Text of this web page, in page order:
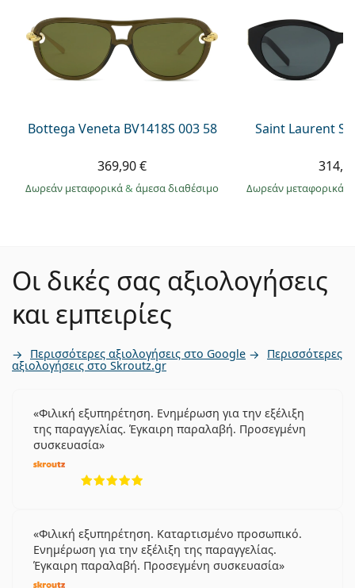
Bottega Veneta BV1418S 003 58
369,90 €
Δωρεάν μεταφορικά& άμεσα διαθέσιμο
Saint Laurent
Δωρεάν μεταφορικά
Οι δικές σας αξιολογήσεις
και εμπειρίες
Περισσότερες αξιολογήσεις στο Google Περισσότερες
αξιολογήσεις στο Skroutz.gr
Φιλική εξυπηρέτηση. Ενημέρωση για την εξέλιξη
της παραγγελίας. Έγκαιρη παραλαβή. Προσεγμένη
συσκευασία
Φιλική εξυπηρέτηση. Καταρτισμένο προσωπικό.
Ενημέρωση για την εξέλιξη της παραγγελίας.
Έγκαιρη παραλαβή. Προσεγμένη συσκευασία